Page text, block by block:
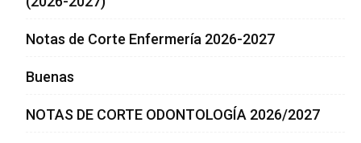
Notas de Corte Enfermería 2026-2027
Buenas
NOTAS DE CORTE ODONTOLOGÍA 2026/2027